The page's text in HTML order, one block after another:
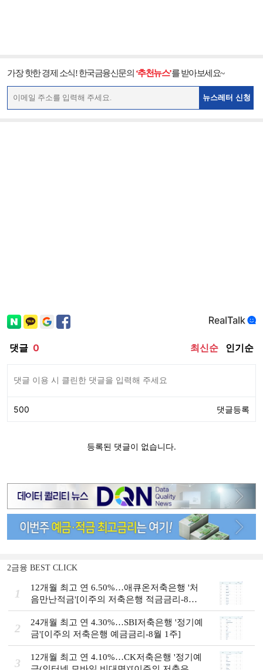
가장 핫한 경제 소식! 한국금융신문의 ‘추천뉴스’를 받아보세요~
뉴스레터 신청
2금융 BEST CLICK
1
12개월 최고 연 6.50%…애큐온저축은행 '처
음만난적금'[이주의 저축은행 적금금리-8월
1주]
2
24개월 최고 연 4.30%…SBI저축은행 '정기예
금'[이주의 저축은행 예금금리-8월 1주]
3
12개월 최고 연 4.10%…CK저축은행 '정기예